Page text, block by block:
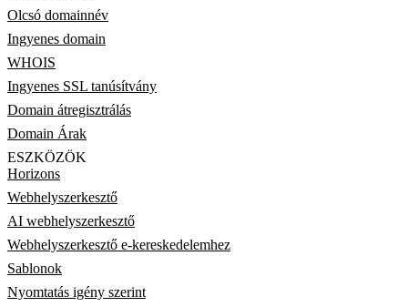
Olcsó domainnév
Ingyenes domain
WHOIS
Ingyenes SSL tanúsítvány
Domain átregisztrálás
Domain Árak
ESZKÖZÖK
Horizons
Webhelyszerkesztő
AI webhelyszerkesztő
Webhelyszerkesztő e-kereskedelemhez
Sablonok
Nyomtatás igény szerint